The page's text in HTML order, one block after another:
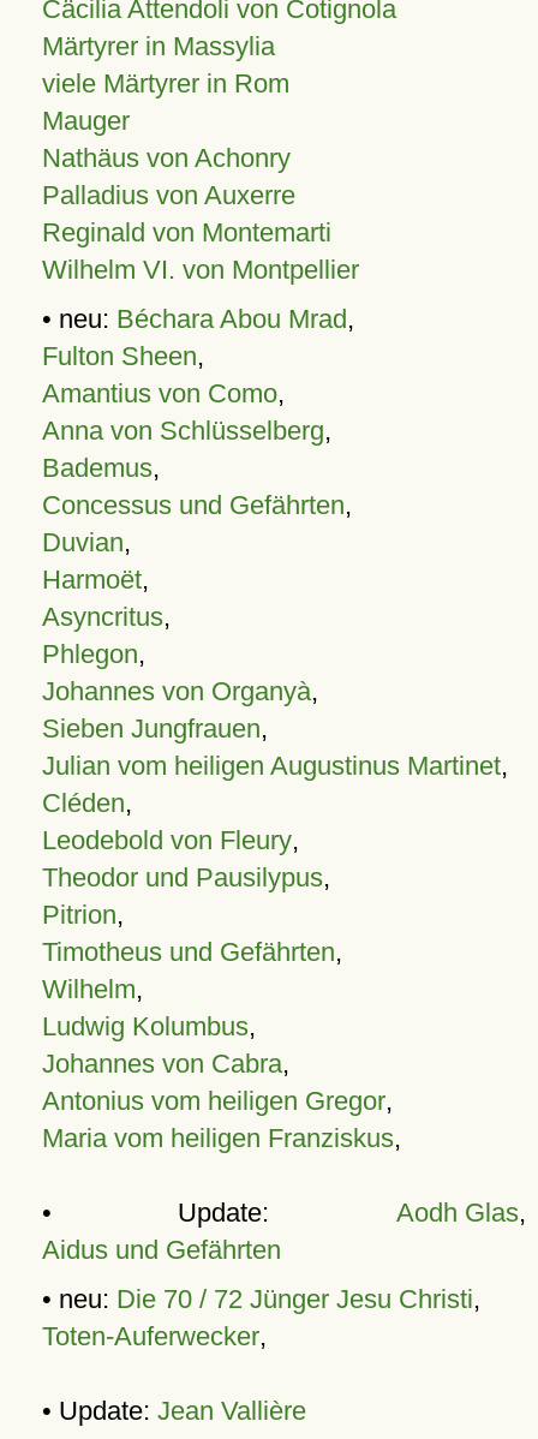
Cäcilia Attendoli von Cotignola
Märtyrer in Massylia
viele Märtyrer in Rom
Mauger
Nathäus von Achonry
Palladius von Auxerre
Reginald von Montemarti
Wilhelm VI. von Montpellier
• neu: Béchara Abou Mrad,
Fulton Sheen,
Amantius von Como,
Anna von Schlüsselberg,
Bademus,
Concessus und Gefährten,
Duvian,
Harmoët,
Asyncritus,
Phlegon,
Johannes von Organyà,
Sieben Jungfrauen,
Julian vom heiligen Augustinus Martinet,
Cléden,
Leodebold von Fleury,
Theodor und Pausilypus,
Pitrion,
Timotheus und Gefährten,
Wilhelm,
Ludwig Kolumbus,
Johannes von Cabra,
Antonius vom heiligen Gregor,
Maria vom heiligen Franziskus,
• Update: Aodh Glas,
Aidus und Gefährten
• neu: Die 70 / 72 Jünger Jesu Christi,
Toten-Auferwecker,
• Update: Jean Vallière